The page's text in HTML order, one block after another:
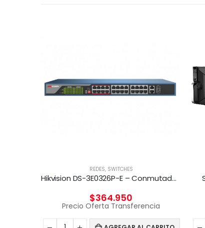
REDES, SWITCHES
Hikvision DS-3E0326P-E – Conmutador – sin gestionar – 24 x 10/100 (8 PoE) + 2 x Gigabit SFP (enlace ascendente) – sobremesa – PoE+ (370 W)
$364.950
Precio Oferta Transferencia